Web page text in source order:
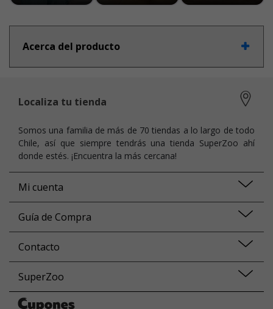
Acerca del producto
Localiza tu tienda
Somos una familia de más de 70 tiendas a lo largo de todo
Chile, así que siempre tendrás una tienda SuperZoo ahí
donde estés. ¡Encuentra la más cercana!
Mi cuenta
Guía de Compra
Contacto
SuperZoo